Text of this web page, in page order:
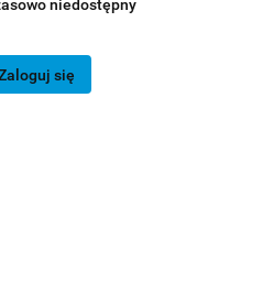
niedostępny
się